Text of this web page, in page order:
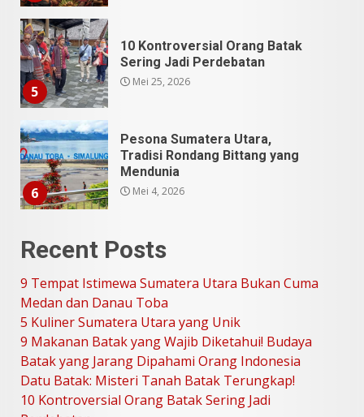
5
10 Kontroversial Orang Batak
Sering Jadi Perdebatan
Mei 25, 2026
6
Pesona Sumatera Utara,
Tradisi Rondang Bittang yang
Mendunia
Mei 4, 2026
SUCI Season 11: Finalis Stand
April 23, 2026
1
9 Tempat Istimewa Sumatera
Utara Bukan Cuma Medan dan
Danau Toba
Juli 31, 2026
Recent Posts
9 Tempat Istimewa Sumatera Utara Bukan Cuma
Medan dan Danau Toba
5 Kuliner Sumatera Utara yang Unik
9 Makanan Batak yang Wajib Diketahui! Budaya
Batak yang Jarang Dipahami Orang Indonesia
Datu Batak: Misteri Tanah Batak Terungkap!
10 Kontroversial Orang Batak Sering Jadi